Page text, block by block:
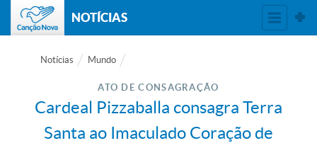
NOTÍCIAS
Notícias Mundo
ATO DE CONSAGRAÇÃO
Cardeal Pizzaballa consagra Terra
Santa ao Imaculado Coração de